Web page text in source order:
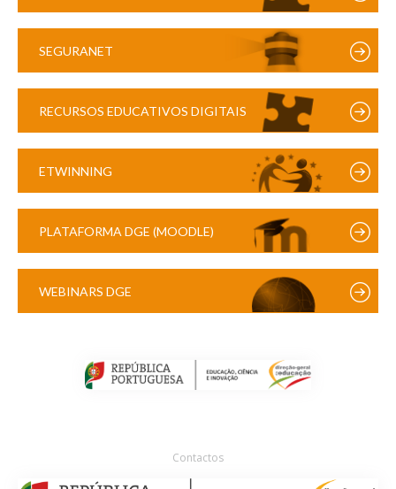
SEGURANET
RECURSOS EDUCATIVOS DIGITAIS
ETWINNING
PLATAFORMA DGE (MOODLE)
WEBINARS DGE
Contactos